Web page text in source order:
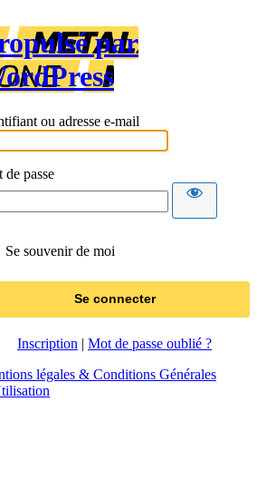
par
ou adresse e-mail
de passe
Se souvenir de moi
Inscription | Mot de passe oublié ?
légales & Conditions Générales